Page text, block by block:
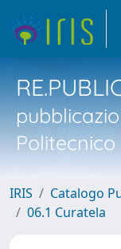
IRIS Catalogo
06.1 Curatela